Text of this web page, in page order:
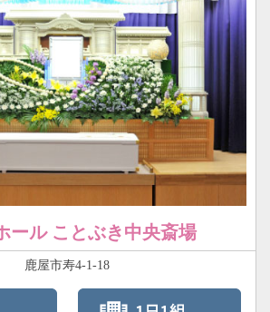
ール ことぶき中央斎場
鹿屋市寿4-1-18